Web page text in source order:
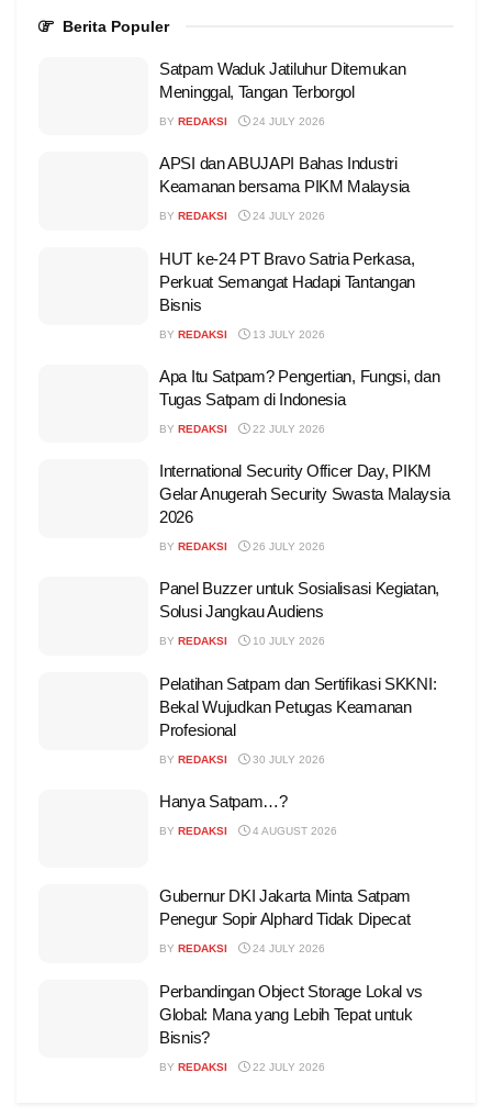
Berita Populer
Satpam Waduk Jatiluhur Ditemukan
Meninggal, Tangan Terborgol
BY REDAKSI 24 JULY 2026
APSI dan ABUJAPI Bahas Industri
Keamanan bersama PIKM Malaysia
BY REDAKSI 24 JULY 2026
HUT ke-24 PT Bravo Satria Perkasa,
Perkuat Semangat Hadapi Tantangan
Bisnis
BY REDAKSI 13 JULY 2026
Apa Itu Satpam? Pengertian, Fungsi, dan
Tugas Satpam di Indonesia
BY REDAKSI 22 JULY 2026
International Security Officer Day, PIKM
Gelar Anugerah Security Swasta Malaysia
2026
BY REDAKSI 26 JULY 2026
Panel Buzzer untuk Sosialisasi Kegiatan,
Solusi Jangkau Audiens
BY REDAKSI 10 JULY 2026
Pelatihan Satpam dan Sertifikasi SKKNI:
Bekal Wujudkan Petugas Keamanan
Profesional
BY REDAKSI 30 JULY 2026
Hanya Satpam…?
BY REDAKSI 4 AUGUST 2026
Gubernur DKI Jakarta Minta Satpam
Penegur Sopir Alphard Tidak Dipecat
BY REDAKSI 24 JULY 2026
Perbandingan Object Storage Lokal vs
Global: Mana yang Lebih Tepat untuk
Bisnis?
BY REDAKSI 22 JULY 2026